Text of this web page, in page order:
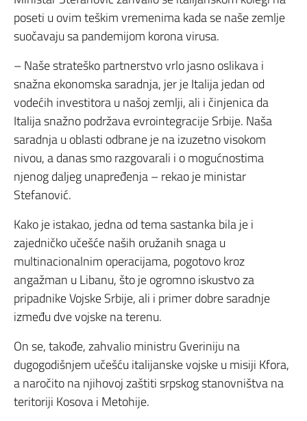
poseti u ovim teškim vremenima kada se naše zemlje
suočavaju sa pandemijom korona virusa.
– Naše strateško partnerstvo vrlo jasno oslikava i
snažna ekonomska saradnja, jer je Italija jedan od
vodećih investitora u našoj zemlji, ali i činjenica da
Italija snažno podržava evrointegracije Srbije. Naša
saradnja u oblasti odbrane je na izuzetno visokom
nivou, a danas smo razgovarali i o mogućnostima
njenog daljeg unapređenja – rekao je ministar
Stefanović.
Kako je istakao, jedna od tema sastanka bila je i
zajedničko učešće naših oružanih snaga u
multinacionalnim operacijama, pogotovo kroz
angažman u Libanu, što je ogromno iskustvo za
pripadnike Vojske Srbije, ali i primer dobre saradnje
između dve vojske na terenu.
On se, takođe, zahvalio ministru Gveriniju na
dugogodišnjem učešću italijanske vojske u misiji Kfora,
a naročito na njihovoj zaštiti srpskog stanovništva na
teritoriji Kosova i Metohije.